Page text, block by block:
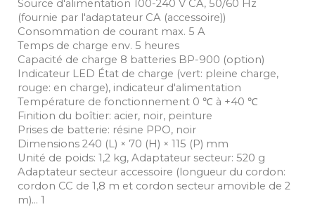
Source d'alimentation 100-240 V CA, 50/60 Hz
(fournie par l'adaptateur CA (accessoire))
Consommation de courant max. 5 A
Temps de charge env. 5 heures
Capacité de charge 8 batteries BP-900 (option)
Indicateur LED État de charge (vert: pleine charge,
rouge: en charge), indicateur d'alimentation
Température de fonctionnement 0 ℃ à +40 ℃
Finition du boîtier: acier, noir, peinture
Prises de batterie: résine PPO, noir
Dimensions 240 (L) × 70 (H) × 115 (P) mm
Unité de poids: 1,2 kg, Adaptateur secteur: 520 g
Adaptateur secteur accessoire (longueur du cordon:
cordon CC de 1,8 m et cordon secteur amovible de 2
m)… 1